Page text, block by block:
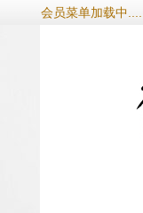
会员菜单加载中......